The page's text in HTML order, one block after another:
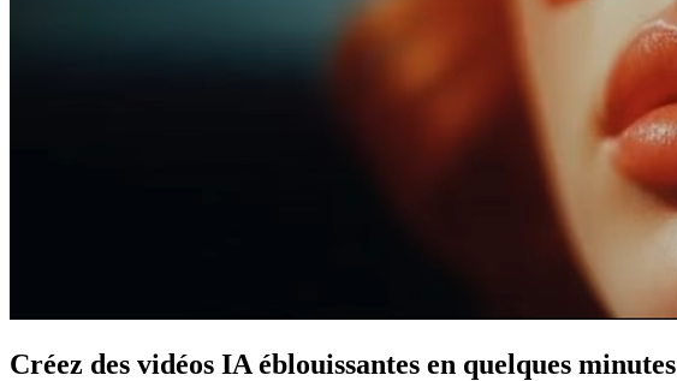
Créez des vidéos IA éblouissantes en quelques minutes